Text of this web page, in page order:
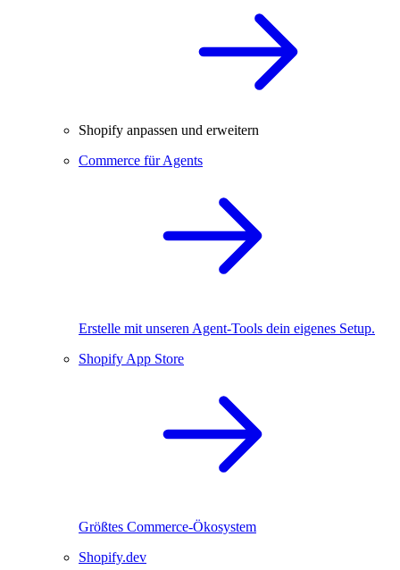
Shopify anpassen und erweitern
Commerce für Agents
Erstelle mit unseren Agent-Tools dein eigenes Setup.
Shopify App Store
Größtes Commerce-Ökosystem
Shopify.dev